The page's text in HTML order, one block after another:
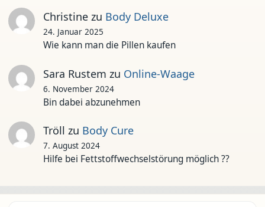
Christinezu Body Deluxe
24. Januar 2025
Wie kann man die Pillen kaufen
Sara Rustem zu Online-Waage
6. November 2024
Bin dabei abzunehmen
Tröll zu Body Cure
7. August 2024
Hilfe bei Fettstoffwechselstörung möglich ??